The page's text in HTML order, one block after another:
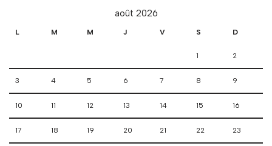
août 2026
L M M J V S D
1 2
3 4 5 6 7 8 9
10 11 12 13 14 15 16
17 18 19 20 21 22 23